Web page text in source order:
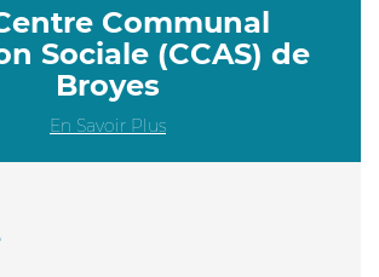
Communal
Sociale (CCAS) de
Broyes
En Savoir Plus